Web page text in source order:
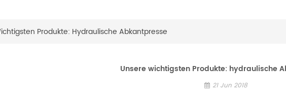
Produkte: Hydraulische Abkantpresse
Unsere wichtigsten Produkte: hydraulische
21 Jun 2018